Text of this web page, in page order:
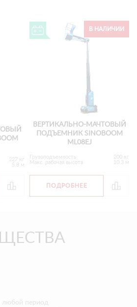
227 кг
5.8 м
В НАЛИЧИИ
ВЕРТИКАЛЬНО-МАЧТОВЫЙ
ПОДЪЕМНИК SINOBOOM
ML08EJ
Грузоподъемность
200 кг
Макс. рабочая высота
10.3 м
ПОДРОБНЕЕ
любой период